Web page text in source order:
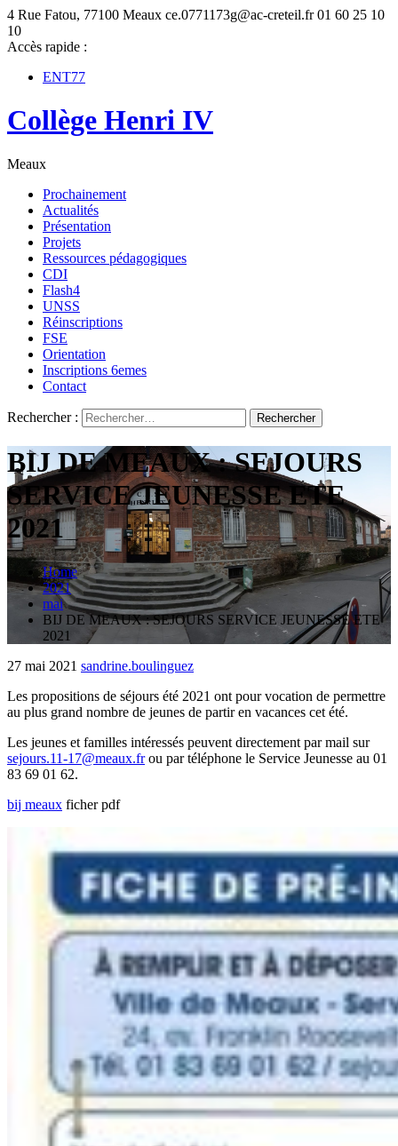
4 Rue Fatou, 77100 Meaux ce.0771173g@ac-creteil.fr 01 60 25 10
10
Accès rapide :
ENT77
Collège Henri IV
Meaux
Prochainement
Actualités
Présentation
Projets
Ressources pédagogiques
CDI
Flash4
UNSS
Réinscriptions
FSE
Orientation
Inscriptions 6emes
Contact
Rechercher :
BIJ DE MEAUX : SEJOURS
SERVICE JEUNESSE ETE
2021
Home
2021
mai
BIJ DE MEAUX : SEJOURS SERVICE JEUNESSE ETE
2021
27 mai 2021 sandrine.boulinguez
Les propositions de séjours été 2021 ont pour vocation de permettre
au plus grand nombre de jeunes de partir en vacances cet été.
Les jeunes et familles intéressés peuvent directement par mail sur
sejours.11-17@meaux.frou par téléphone le Service Jeunesse au 01
83 69 01 62.
bij meaux ficher pdf